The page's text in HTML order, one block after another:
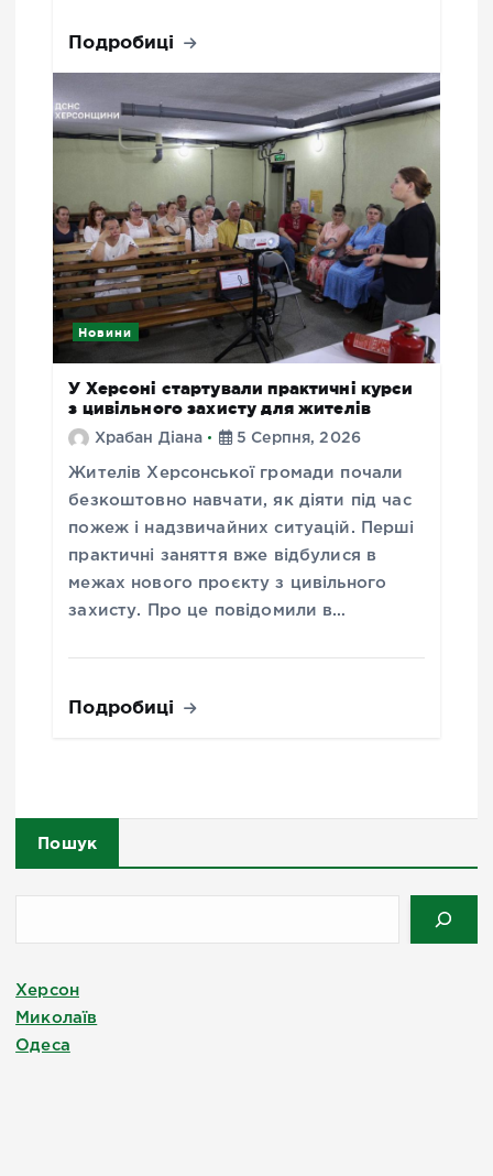
Подробиці
Новини
У Херсоні стартували практичні курси
з цивільного захисту для жителів
Храбан Діана 5 Серпня, 2026
Жителів Херсонської громади почали
безкоштовно навчати, як діяти під час
пожеж і надзвичайних ситуацій. Перші
практичні заняття вже відбулися в
межах нового проєкту з цивільного
захисту. Про це повідомили в…
Подробиці
Пошук
Херсон
Миколаїв
Одеса